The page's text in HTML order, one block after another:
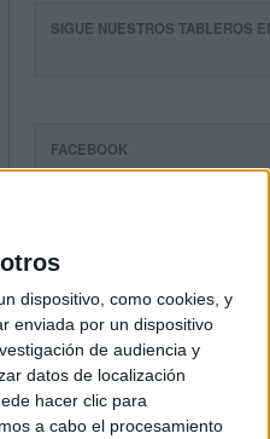
dispositivo, como cookies, y
enviada por un dispositivo
de audiencia y
datos de localización
hacer clic para
a cabo el procesamiento
SIGUE NUESTROS TABLEROS
FACEBOOK